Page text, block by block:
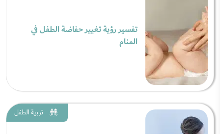
تفسير رؤية تغيير حفاضة الطفل في
المنام
تربية الطفل